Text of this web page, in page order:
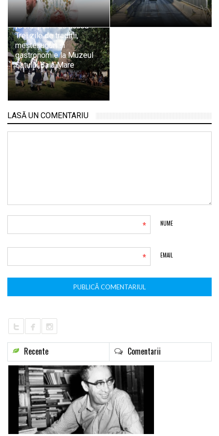
„Dorul pâinii de acasă”:
Trei zile de tradiții,
meșteșuguri și
gastronomie la Muzeul
Satului Baia Mare
LASĂ UN COMENTARIU
NUME
*
EMAIL
*
Recente Comentarii